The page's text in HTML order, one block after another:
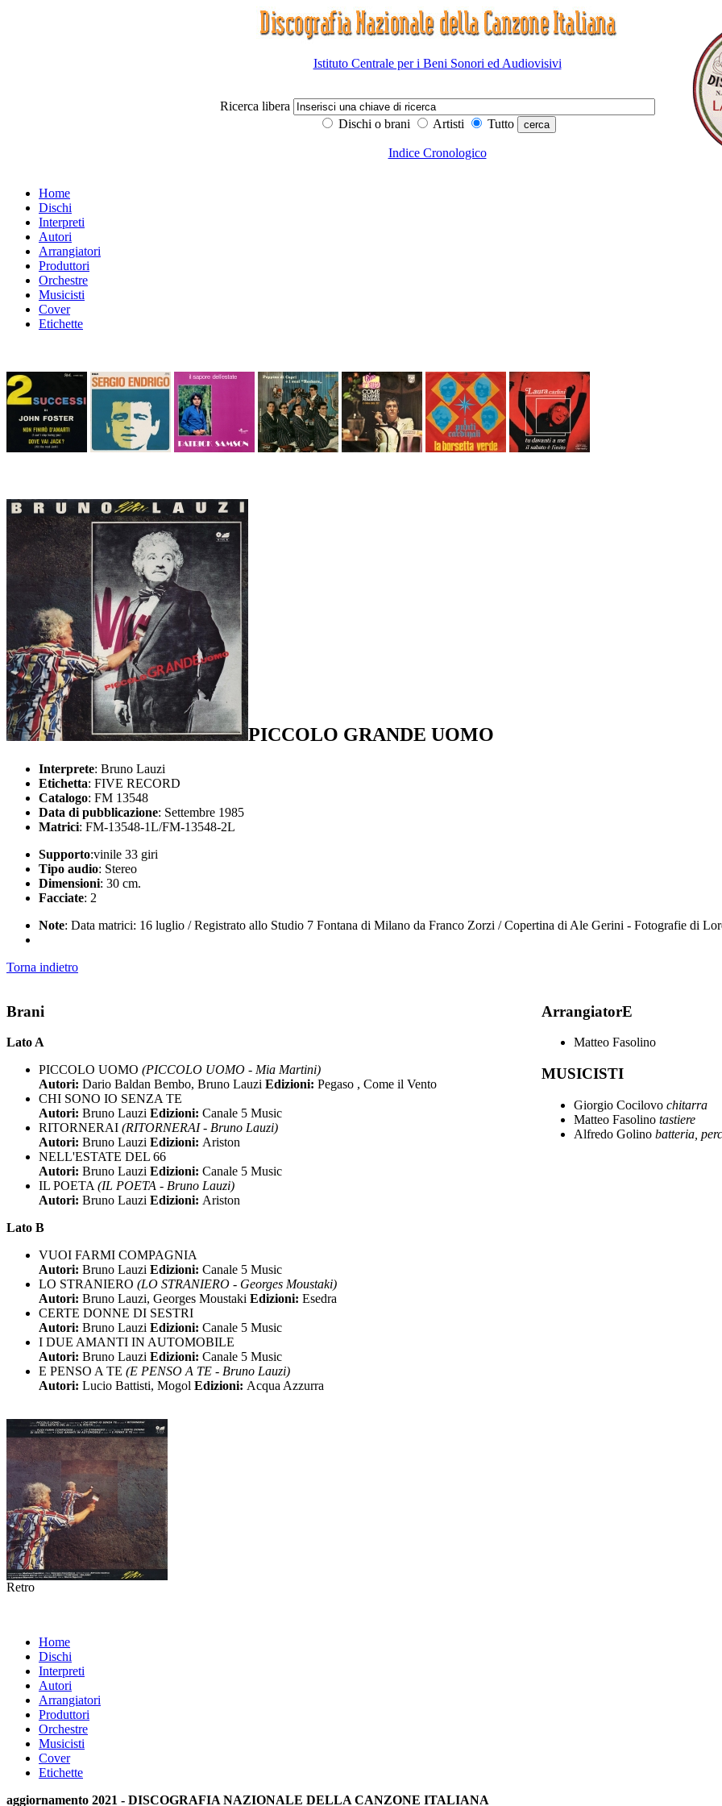
Istituto Centrale per i Beni Sonori ed Audiovisivi
Ricerca libera
Dischi o brani
Artisti Tutto
Indice Cronologico
Home
Dischi
Interpreti
Autori
Arrangiatori
Produttori
Orchestre
Musicisti
Cover
Etichette
PICCOLO GRANDE UOMO
Interprete: Bruno Lauzi
Etichetta: FIVE RECORD
Catalogo: FM 13548
Data di pubblicazione: Settembre 1985
Matrici: FM-13548-1L/FM-13548-2L
Supporto:vinile 33 giri
Tipo audio: Stereo
Dimensioni: 30 cm.
Facciate: 2
Note: Data matrici: 16 luglio / Registrato allo Studio 7 Fontana di Milano da Franco Zorzi / Copertina di Ale Gerini - Fotografie di
Torna indietro
Brani
Lato A
PICCOLO UOMO (PICCOLO UOMO - Mia Martini)
Autori: Dario Baldan Bembo, Bruno Lauzi Edizioni: Pegaso , Come il Vento
CHI SONO IO SENZA TE
Autori: Bruno Lauzi Edizioni: Canale 5 Music
RITORNERAI (RITORNERAI - Bruno Lauzi)
Autori: Bruno Lauzi Edizioni: Ariston
NELL'ESTATE DEL 66
Autori: Bruno Lauzi Edizioni: Canale 5 Music
IL POETA (IL POETA - Bruno Lauzi)
Autori: Bruno Lauzi Edizioni: Ariston
Lato B
VUOI FARMI COMPAGNIA
Autori: Bruno Lauzi Edizioni: Canale 5 Music
LO STRANIERO (LO STRANIERO - Georges Moustaki)
Autori: Bruno Lauzi, Georges Moustaki Edizioni: Esedra
CERTE DONNE DI SESTRI
Autori: Bruno Lauzi Edizioni: Canale 5 Music
I DUE AMANTI IN AUTOMOBILE
Autori: Bruno Lauzi Edizioni: Canale 5 Music
E PENSO A TE (E PENSO A TE - Bruno Lauzi)
Autori: Lucio Battisti, Mogol Edizioni: Acqua Azzurra
ArrangiatorE
Matteo Fasolino
MUSICISTI
Giorgio Cocilovo chitarra
Matteo Fasolino tastiere
Alfredo Golino batteria,
Retro
Home
Dischi
Interpreti
Autori
Arrangiatori
Produttori
Orchestre
Musicisti
Cover
Etichette
aggiornamento 2021 - DISCOGRAFIA NAZIONALE DELLA CANZONE ITALIANA